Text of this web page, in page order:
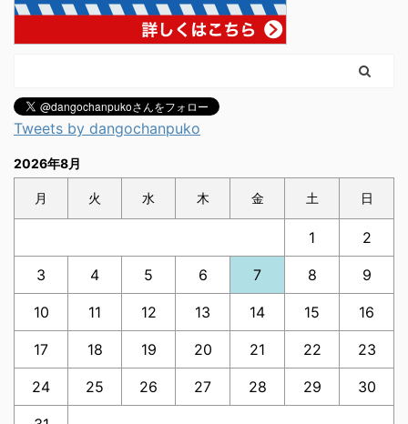
Tweets by dangochanpuko
2026年8月
月 火 水 木 金 土 日
1 2
3 4 5 6 7 8 9
10 11 12 13 14 15 16
17 18 19 20 21 22 23
24 25 26 27 28 29 30